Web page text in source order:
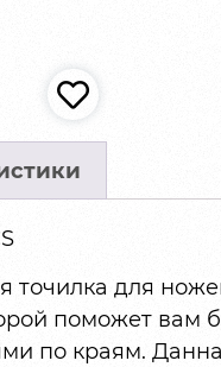
для
поможет вам
по краям.